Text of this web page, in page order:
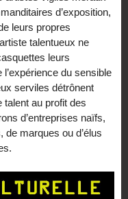
d’exposition,
leurs propres
talentueux ne
leurs
du sensible
serviles détrônent
talent au profit des
d’entreprises naïfs,
marques ou d’élus